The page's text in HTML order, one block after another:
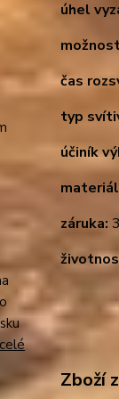
úhel
čas
typ
účiník
záruka:
Zboží